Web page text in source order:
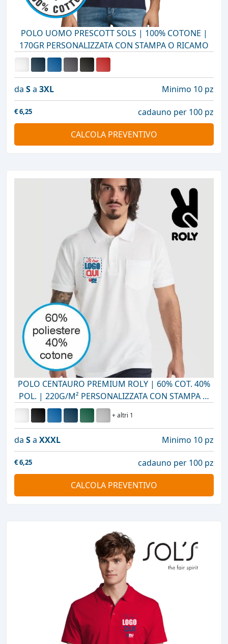
POLO UOMO PRESCOTT SOLS | 100% COTONE |
170GR PERSONALIZZATA CON STAMPA O RICAMO
da Sa 3XL Minimo 10 pz
€6,25
cadauno per 100 pz
CALCOLA PREVENTIVO
POLO CENTAURO PREMIUM ROLY | 60% COT. 40%
POL. | 220G/M² PERSONALIZZATA CON STAMPA O
RICAMO
+ altri 1
da Sa XXXL Minimo 10 pz
€6,25
cadauno per 100 pz
CALCOLA PREVENTIVO